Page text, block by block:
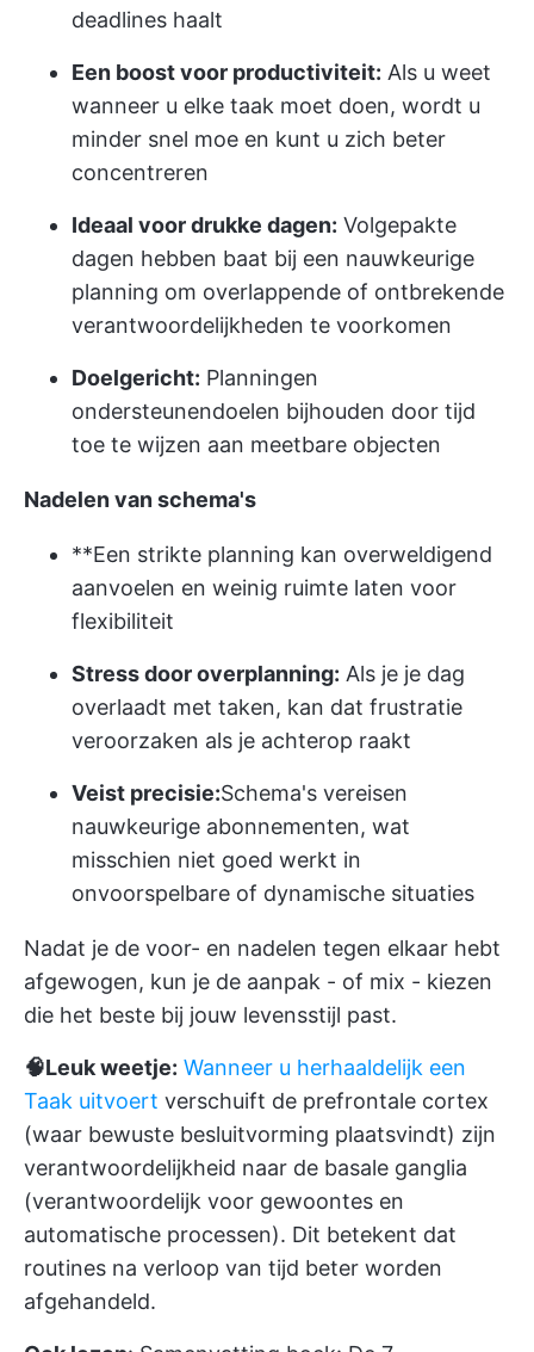
deadlines haalt
Een boost voor productiviteit: Als u weet
wanneer u elke taak moet doen, wordt u
minder snel moe en kunt u zich beter
concentreren
Ideaal voor drukke dagen: Volgepakte
dagen hebben baat bij een nauwkeurige
planning om overlappende of ontbrekende
verantwoordelijkheden te voorkomen
Doelgericht: Planningen
ondersteunendoelen bijhouden door tijd
toe te wijzen aan meetbare objecten
Nadelen van schema's
**Een strikte planning kan overweldigend
aanvoelen en weinig ruimte laten voor
flexibiliteit
Stress door overplanning: Als je je dag
overlaadt met taken, kan dat frustratie
veroorzaken als je achterop raakt
Veist precisie:Schema's vereisen
nauwkeurige abonnementen, wat
misschien niet goed werkt in
onvoorspelbare of dynamische situaties
Nadat je de voor- en nadelen tegen elkaar hebt
afgewogen, kun je de aanpak - of mix - kiezen
die het beste bij jouw levensstijl past.
🧠Leuk weetje: Wanneer u herhaaldelijk een
Taak uitvoert verschuift de prefrontale cortex
(waar bewuste besluitvorming plaatsvindt) zijn
verantwoordelijkheid naar de basale ganglia
(verantwoordelijk voor gewoontes en
automatische processen). Dit betekent dat
routines na verloop van tijd beter worden
afgehandeld.